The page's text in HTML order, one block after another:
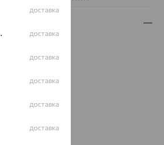
доставка
край доставка
доставка
доставка
доставка
доставка